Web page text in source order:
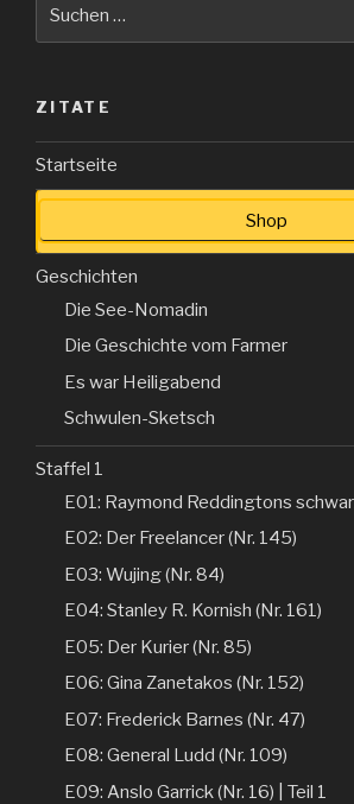
nach:
ZITATE
Startseite
Shop
Geschichten
Die See-Nomadin
Die Geschichte vom Farmer
Es war Heiligabend
Schwulen-Sketsch
Staffel 1
E01: Raymond Reddingtons
E02: Der Freelancer (Nr. 145)
E03: Wujing (Nr. 84)
E04: Stanley R. Kornish (Nr. 161)
E05: Der Kurier (Nr. 85)
E06: Gina Zanetakos (Nr. 152)
E07: Frederick Barnes (Nr. 47)
E08: General Ludd (Nr. 109)
E09: Anslo Garrick (Nr. 16) | Teil 1